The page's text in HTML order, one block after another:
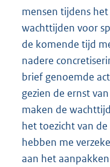
mensen tijdens
wachttijden voor
de komende tijd
nadere
brief genoemde
gezien de ernst
maken de
het toezicht van de
hebben me
aan het